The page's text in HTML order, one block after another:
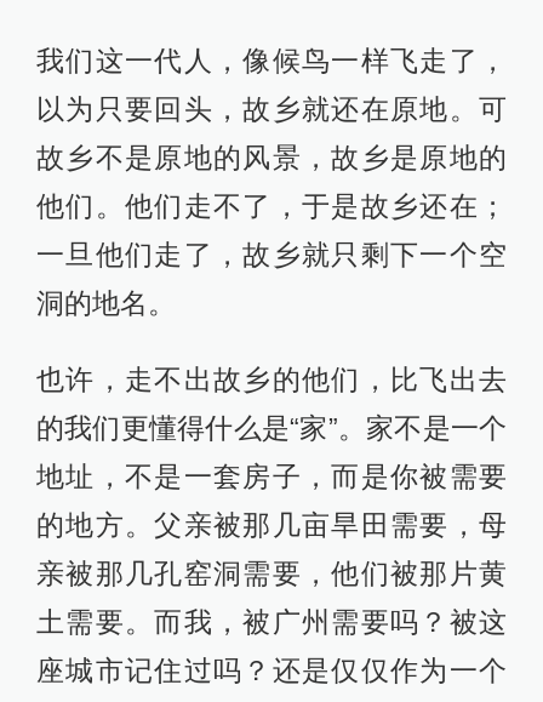
我们这一代人，像候鸟一样飞走了，
以为只要回头，故乡就还在原地。可
故乡不是原地的风景，故乡是原地的
他们。他们走不了，于是故乡还在；
一旦他们走了，故乡就只剩下一个空
洞的地名。
也许，走不出故乡的他们，比飞出去
的我们更懂得什么是“家”。家不是一个
地址，不是一套房子，而是你被需要
的地方。父亲被那几亩旱田需要，母
亲被那几孔窑洞需要，他们被那片黄
土需要。而我，被广州需要吗？被这
座城市记住过吗？还是仅仅作为一个